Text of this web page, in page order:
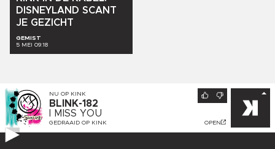
DISNEYLAND SCANT
JE GEZICHT
GEMIST
5 MEI 09:18
NU OP KINK
BLINK-182
I MISS YOU
GEDRAAID OP KINK OPEN